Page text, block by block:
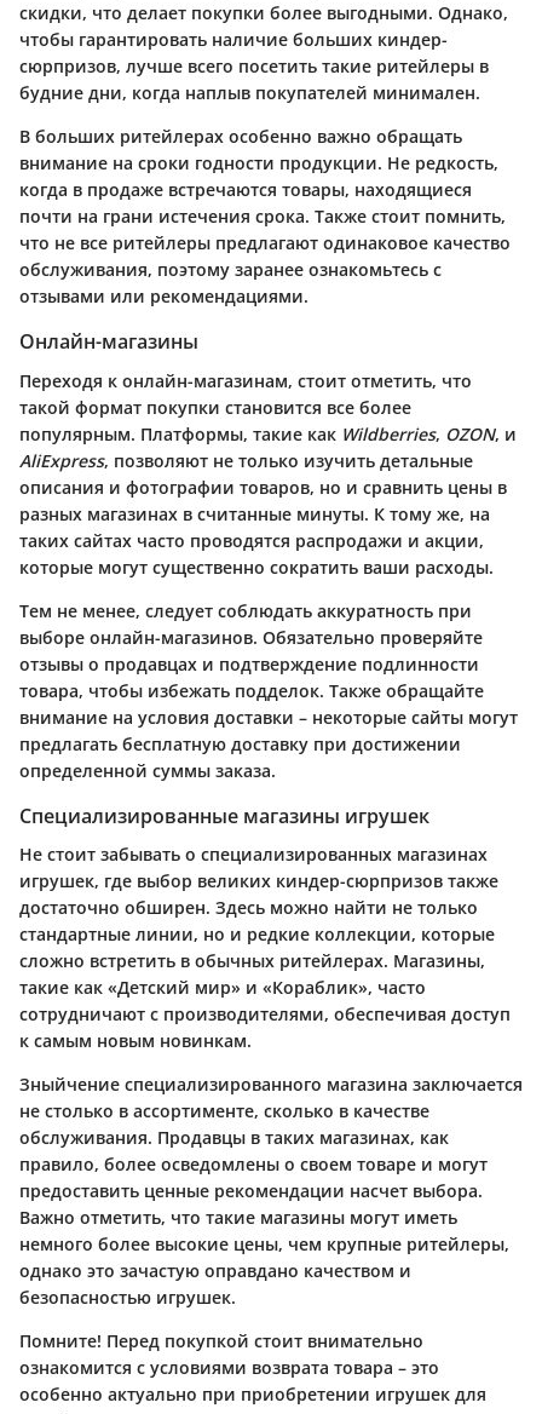
скидки, что делает покупки более выгодными. Однако,
чтобы гарантировать наличие больших киндер-
сюрпризов, лучше всего посетить такие ритейлеры в
будние дни, когда наплыв покупателей минимален.
В больших ритейлерах особенно важно обращать
внимание на сроки годности продукции. Не редкость,
когда в продаже встречаются товары, находящиеся
почти на грани истечения срока. Также стоит помнить,
что не все ритейлеры предлагают одинаковое качество
обслуживания, поэтому заранее ознакомьтесь с
отзывами или рекомендациями.
Онлайн-магазины
Переходя к онлайн-магазинам, стоит отметить, что
такой формат покупки становится все более
популярным. Платформы, такие как Wildberries, OZON, и
AliExpress, позволяют не только изучить детальные
описания и фотографии товаров, но и сравнить цены в
разных магазинах в считанные минуты. К тому же, на
таких сайтах часто проводятся распродажи и акции,
которые могут существенно сократить ваши расходы.
Тем не менее, следует соблюдать аккуратность при
выборе онлайн-магазинов. Обязательно проверяйте
отзывы о продавцах и подтверждение подлинности
товара, чтобы избежать подделок. Также обращайте
внимание на условия доставки – некоторые сайты могут
предлагать бесплатную доставку при достижении
определенной суммы заказа.
Специализированные магазины игрушек
Не стоит забывать о специализированных магазинах
игрушек, где выбор великих киндер-сюрпризов также
достаточно обширен. Здесь можно найти не только
стандартные линии, но и редкие коллекции, которые
сложно встретить в обычных ритейлерах. Магазины,
такие как «Детский мир» и «Кораблик», часто
сотрудничают с производителями, обеспечивая доступ
к самым новым новинкам.
Зныйчение специализированного магазина заключается
не столько в ассортименте, сколько в качестве
обслуживания. Продавцы в таких магазинах, как
правило, более осведомлены о своем товаре и могут
предоставить ценные рекомендации насчет выбора.
Важно отметить, что такие магазины могут иметь
немного более высокие цены, чем крупные ритейлеры,
однако это зачастую оправдано качеством и
безопасностью игрушек.
Помните! Перед покупкой стоит внимательно
ознакомится с условиями возврата товара – это
особенно актуально при приобретении игрушек для